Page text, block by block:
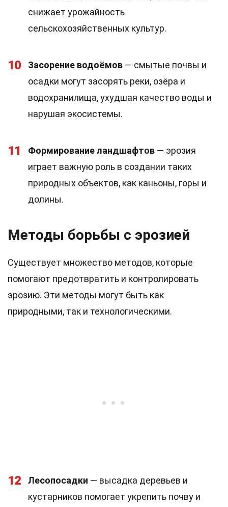
снижает урожайность
сельскохозяйственных культур.
10 Засорение водоёмов — смытые почвы и
осадки могут засорять реки, озёра и
водохранилища, ухудшая качество воды и
нарушая экосистемы.
11 Формирование ландшафтов — эрозия
играет важную роль в создании таких
природных объектов, как каньоны, горы и
долины.
Методы борьбы с эрозией
Существует множество методов, которые
помогают предотвратить и контролировать
эрозию. Эти методы могут быть как
природными, так и технологическими.
12 Лесопосадки — высадка деревьев и
кустарников помогает укрепить почву и